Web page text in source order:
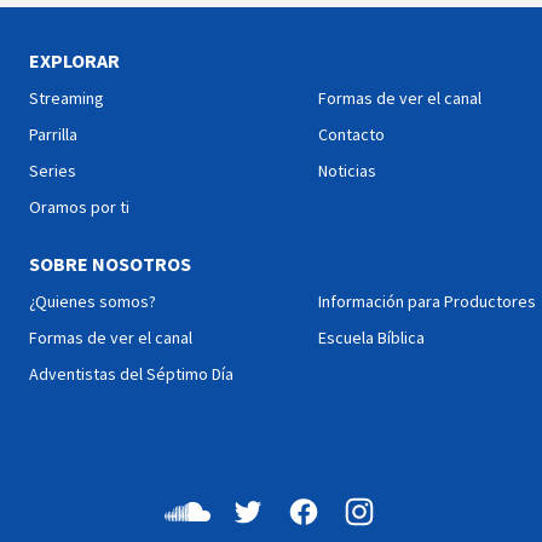
EXPLORAR
Streaming
Parrilla
Series
Oramos por ti
Formas de ver el canal
Contacto
Noticias
SOBRE NOSOTROS
¿Quienes somos?
Formas de ver el canal
Adventistas del Séptimo Día
Información para Productores
Escuela Bíblica